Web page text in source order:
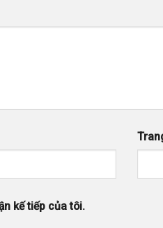
kế tiếp của tôi.